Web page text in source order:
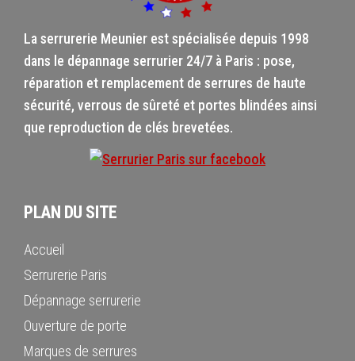
La serrurerie Meunier est spécialisée depuis 1998
dans le dépannage serrurier 24/7 à Paris : pose,
réparation et remplacement de serrures de haute
sécurité, verrous de sûreté et portes blindées ainsi
que reproduction de clés brevetées.
PLAN DU SITE
Accueil
Serrurerie Paris
Dépannage serrurerie
Ouverture de porte
Marques de serrures